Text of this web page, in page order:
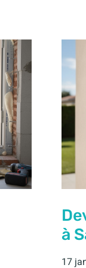
à
17